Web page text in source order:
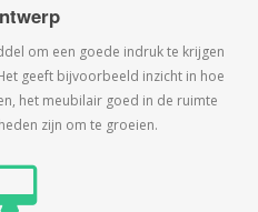
om een goede indruk te krijgen
geeft bijvoorbeeld inzicht in hoe
het meubilair goed in de ruimte
zijn om te groeien.